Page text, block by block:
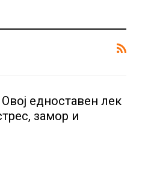
едноставен лек
замор и